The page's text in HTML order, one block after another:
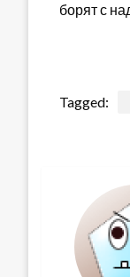
борят с
Tagged: